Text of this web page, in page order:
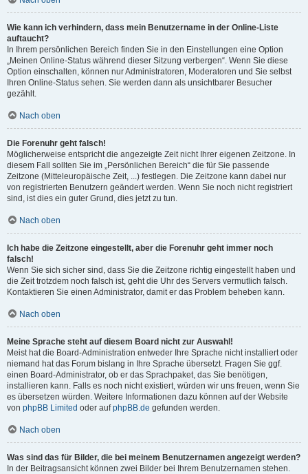
Wie kann ich verhindern, dass mein Benutzername in der Online-Liste
auftaucht?
In Ihrem persönlichen Bereich finden Sie in den Einstellungen eine Option
„Meinen Online-Status während dieser Sitzung verbergen“. Wenn Sie diese
Option einschalten, können nur Administratoren, Moderatoren und Sie selbst
Ihren Online-Status sehen. Sie werden dann als unsichtbarer Besucher
gezählt.
Nach oben
Die Forenuhr geht falsch!
Möglicherweise entspricht die angezeigte Zeit nicht Ihrer eigenen Zeitzone. In
diesem Fall sollten Sie im „Persönlichen Bereich“ die für Sie passende
Zeitzone (Mitteleuropäische Zeit, ...) festlegen. Die Zeitzone kann dabei nur
von registrierten Benutzern geändert werden. Wenn Sie noch nicht registriert
sind, ist dies ein guter Grund, dies jetzt zu tun.
Nach oben
Ich habe die Zeitzone eingestellt, aber die Forenuhr geht immer noch
falsch!
Wenn Sie sich sicher sind, dass Sie die Zeitzone richtig eingestellt haben und
die Zeit trotzdem noch falsch ist, geht die Uhr des Servers vermutlich falsch.
Kontaktieren Sie einen Administrator, damit er das Problem beheben kann.
Nach oben
Meine Sprache steht auf diesem Board nicht zur Auswahl!
Meist hat die Board-Administration entweder Ihre Sprache nicht installiert oder
niemand hat das Forum bislang in Ihre Sprache übersetzt. Fragen Sie ggf.
einen Board-Administrator, ob er das Sprachpaket, das Sie benötigen,
installieren kann. Falls es noch nicht existiert, würden wir uns freuen, wenn Sie
es übersetzen würden. Weitere Informationen dazu können auf der Website
von phpBB Limited oder aufphpBB.de gefunden werden.
Nach oben
Was sind das für Bilder, die bei meinem Benutzernamen angezeigt werden?
In der Beitragsansicht können zwei Bilder bei Ihrem Benutzernamen stehen.